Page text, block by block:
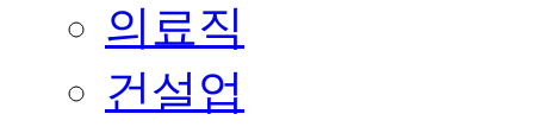
의료직
건설업